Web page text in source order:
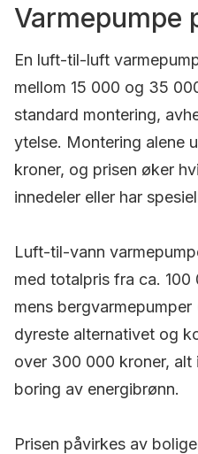
Varmepumpe
En luft-til-luft
mellom 15 000 og 35
standard montering,
ytelse. Montering alene
kroner, og prisen øker
innedeler eller har
Luft-til-vann
med totalpris fra ca.
mens
dyreste alternativet og
over 300 000 kroner, alt
boring av energibrønn.
Prisen påvirkes av